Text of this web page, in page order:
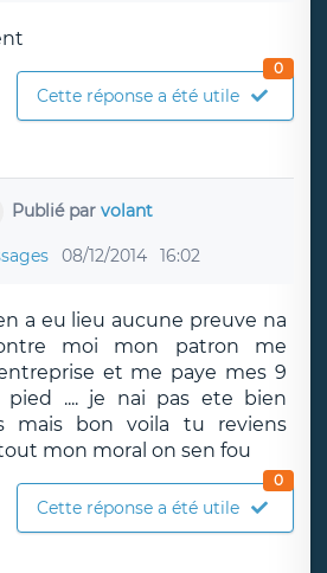
Cette réponse a été utile
0
Publié parvolant
08/12/2014 16:02
a eu lieu aucune preuve na
moi mon patron me
et me paye mes 9
.... je nai pas ete bien
mais bon voila tu reviens
mon moral on sen fou
Cette réponse a été utile
0